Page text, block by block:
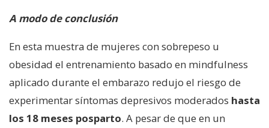
A modo de conclusión
En esta muestra de mujeres con sobrepeso u
obesidad el entrenamiento basado en mindfulness
aplicado durante el embarazo redujo el riesgo de
experimentar síntomas depresivos moderados hasta
los 18 meses posparto. A pesar de que en un